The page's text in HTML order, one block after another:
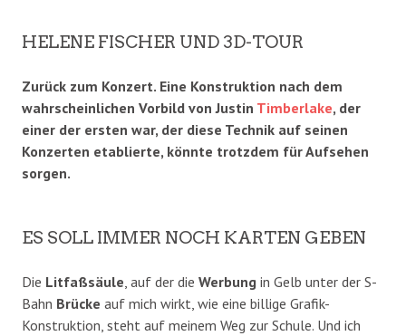
HELENE FISCHER UND 3D-TOUR
Zurück zum Konzert. Eine Konstruktion nach dem
wahrscheinlichen Vorbild von Justin Timberlake, der
einer der ersten war, der diese Technik auf seinen
Konzerten etablierte, könnte trotzdem für Aufsehen
sorgen.
ES SOLL IMMER NOCH KARTEN GEBEN
Die Litfaßsäule, auf der die Werbung in Gelb unter der S-
Bahn Brücke auf mich wirkt, wie eine billige Grafik-
Konstruktion, steht auf meinem Weg zur Schule. Und ich